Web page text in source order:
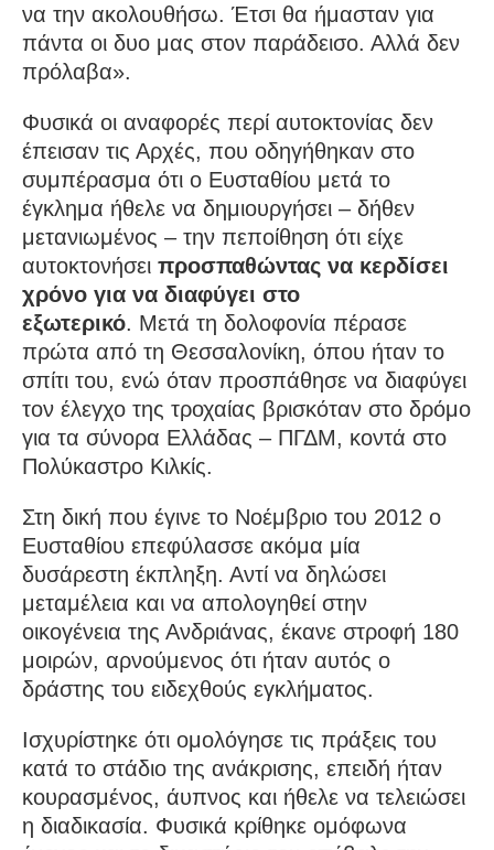
να την ακολουθήσω. Έτσι θα ήμασταν για
πάντα οι δυο μας στον παράδεισο. Αλλά δεν
πρόλαβα».
Φυσικά οι αναφορές περί αυτοκτονίας δεν
έπεισαν τις Αρχές, που οδηγήθηκαν στο
συμπέρασμα ότι ο Ευσταθίου μετά το
έγκλημα ήθελε να δημιουργήσει – δήθεν
μετανιωμένος – την πεποίθηση ότι είχε
αυτοκτονήσει προσπαθώντας να κερδίσει
χρόνο για να διαφύγει στο
εξωτερικό. Μετά τη δολοφονία πέρασε
πρώτα από τη Θεσσαλονίκη, όπου ήταν το
σπίτι του, ενώ όταν προσπάθησε να διαφύγει
τον έλεγχο της τροχαίας βρισκόταν στο δρόμο
για τα σύνορα Ελλάδας – ΠΓΔΜ, κοντά στο
Πολύκαστρο Κιλκίς.
Στη δική που έγινε το Νοέμβριο του 2012 ο
Ευσταθίου επεφύλασσε ακόμα μία
δυσάρεστη έκπληξη. Αντί να δηλώσει
μεταμέλεια και να απολογηθεί στην
οικογένεια της Ανδριάνας, έκανε στροφή 180
μοιρών, αρνούμενος ότι ήταν αυτός ο
δράστης του ειδεχθούς εγκλήματος.
Ισχυρίστηκε ότι ομολόγησε τις πράξεις του
κατά το στάδιο της ανάκρισης, επειδή ήταν
κουρασμένος, άυπνος και ήθελε να τελειώσει
η διαδικασία. Φυσικά κρίθηκε ομόφωνα